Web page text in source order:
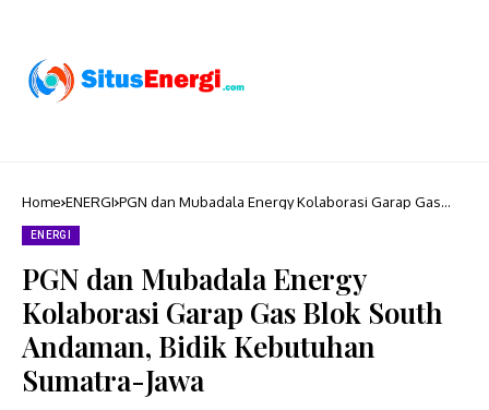
Home ENERGI PGN dan Mubadala Energy Kolaborasi Garap Gas
ENERGI
PGN dan Mubadala Energy
Kolaborasi Garap Gas Blok South
Andaman, Bidik Kebutuhan
Sumatra-Jawa